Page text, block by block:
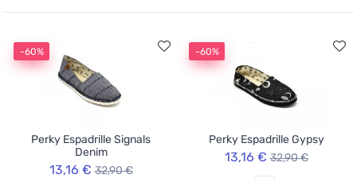
-60%
Perky Espadrille Signals
Denim
13,16 € 32,90 €
-60%
Perky Espadrille Gypsy
13,16 € 32,90 €